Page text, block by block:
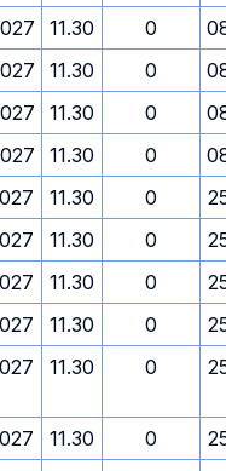
11.30 0
11.30 0
11.30 0
11.30 0
11.30 0
11.30 0
11.30 0
11.30 0
11.30 0
11.30 0